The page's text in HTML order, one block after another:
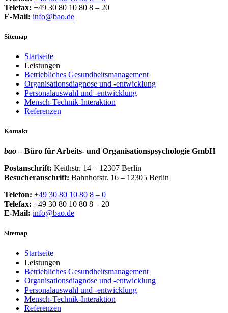
Telefax: +49 30 80 10 80 8 – 20
E-Mail: info@bao.de
Sitemap
Startseite
Leistungen
Betriebliches Gesundheitsmanagement
Organisationsdiagnose und -entwicklung
Personalauswahl und -entwicklung
Mensch-Technik-Interaktion
Referenzen
Kontakt
bao– Büro für Arbeits- und Organisationspsychologie GmbH
Postanschrift: Keithstr. 14 – 12307 Berlin
Besucheranschrift: Bahnhofstr. 16 – 12305 Berlin
Telefon: +49 30 80 10 80 8 – 0
Telefax: +49 30 80 10 80 8 – 20
E-Mail: info@bao.de
Sitemap
Startseite
Leistungen
Betriebliches Gesundheitsmanagement
Organisationsdiagnose und -entwicklung
Personalauswahl und -entwicklung
Mensch-Technik-Interaktion
Referenzen